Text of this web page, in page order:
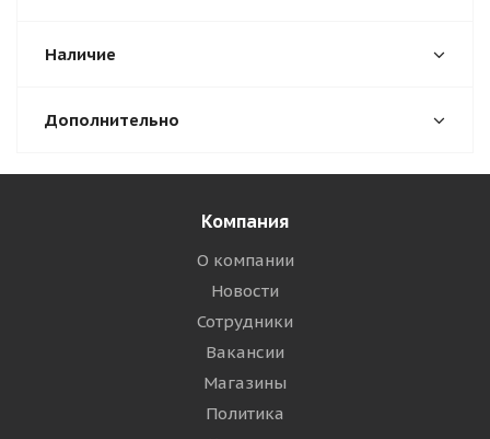
Наличие
Дополнительно
Компания
О компании
Новости
Сотрудники
Вакансии
Магазины
Политика